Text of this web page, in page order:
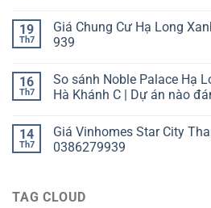
19
Th7
Giá Chung Cư Hạ Long
939
16
Th7
So sánh Noble Palace Hạ
Hà Khánh C | Dự án nào
14
Th7
Giá Vinhomes Star City
0386279939
TAG CLOUD